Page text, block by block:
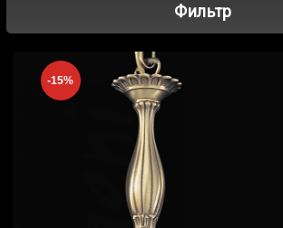
Фильтр
-15%